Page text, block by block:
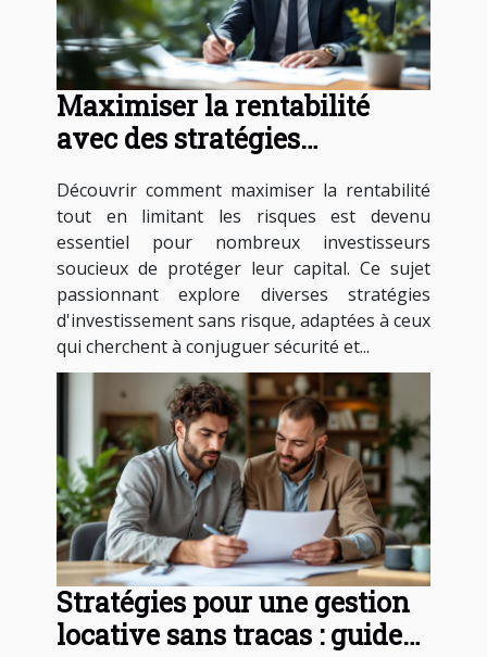
Maximiser la rentabilité
avec des stratégies
Découvrir comment maximiser la rentabilité
tout en limitant les risques est devenu
essentiel pour nombreux investisseurs
soucieux de protéger leur capital. Ce sujet
passionnant explore diverses stratégies
d'investissement sans risque, adaptées à ceux
qui cherchent à conjuguer sécurité et...
Stratégies pour une gestion
locative sans tracas : guide